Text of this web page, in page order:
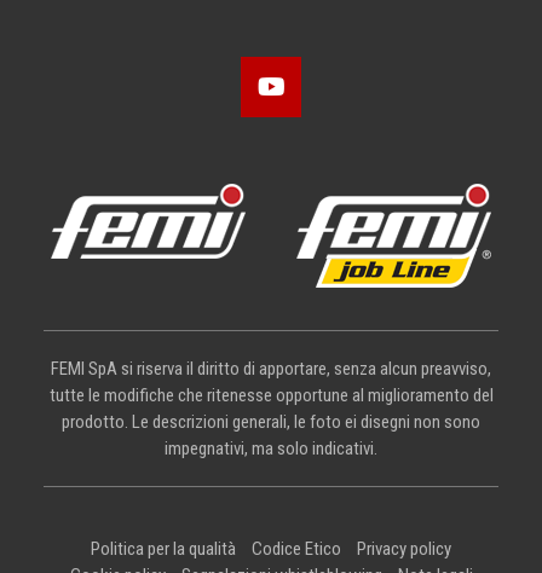
FEMI SpA si riserva il diritto di apportare, senza alcun preavviso,
tutte le modifiche che ritenesse opportune al miglioramento del
prodotto. Le descrizioni generali, le foto ei disegni non sono
impegnativi, ma solo indicativi.
Politica per la qualità Codice Etico
Privacy policy